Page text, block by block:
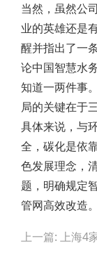
当然，虽然公
业的英雄还是
醒并指出了一
论中国智慧水
知道一两件事
局的关键在于
具体来说，与
全，碳化是依
色发展理念，
题，明确规定
管网高效改造。
navigation